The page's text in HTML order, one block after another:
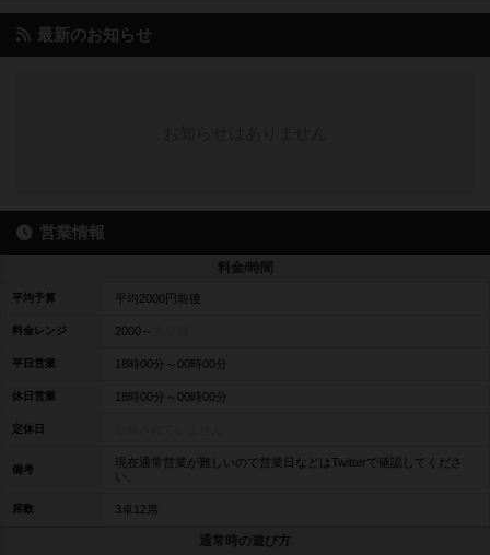
最新のお知らせ
営業情報
料金/時間
平均予算 平均2000円前後
料金レンジ 2000～
平日営業 18時00分～00時00分
休日営業 18時00分～00時00分
定休日
備考
現在通常営業が難しいので営業日などはTwitterで確認してくださ
い。
席数 3卓12席
通常時の遊び方